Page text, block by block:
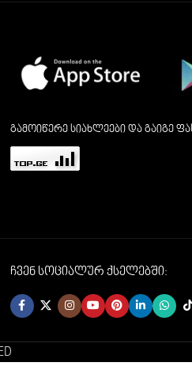
გამოიწერე სიახლეები და გაიგე
ჩვენ სოციალურ ქსელებში: